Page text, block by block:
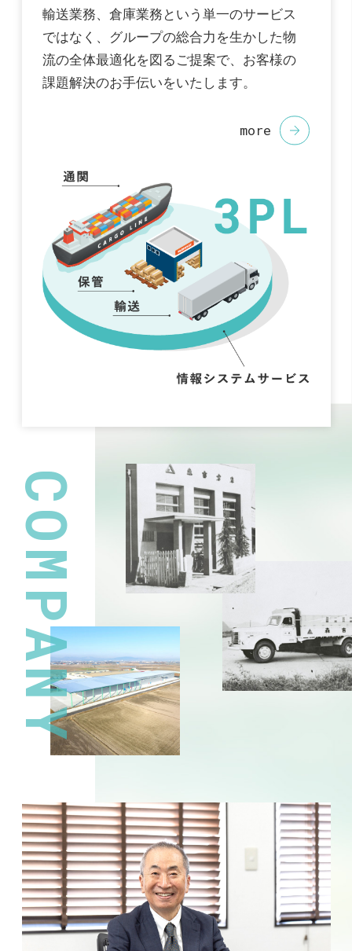
輸送業務、倉庫業務という単一のサービス
ではなく、グループの総合力を生かした物
流の全体最適化を図るご提案で、お客様の
課題解決のお手伝いをいたします。
more
COMPANY